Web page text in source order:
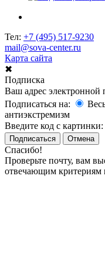
Тел: +7 (495) 517-9230
mail@sova-center.ru
Карта сайта
✖
Подписка
Ваш адрес электронной
Подписаться на:
антиэкстремизм
Введите код с картинки:
Подписаться
Отмена
Спасибо!
Проверьте почту, вам
отвечающим критериям